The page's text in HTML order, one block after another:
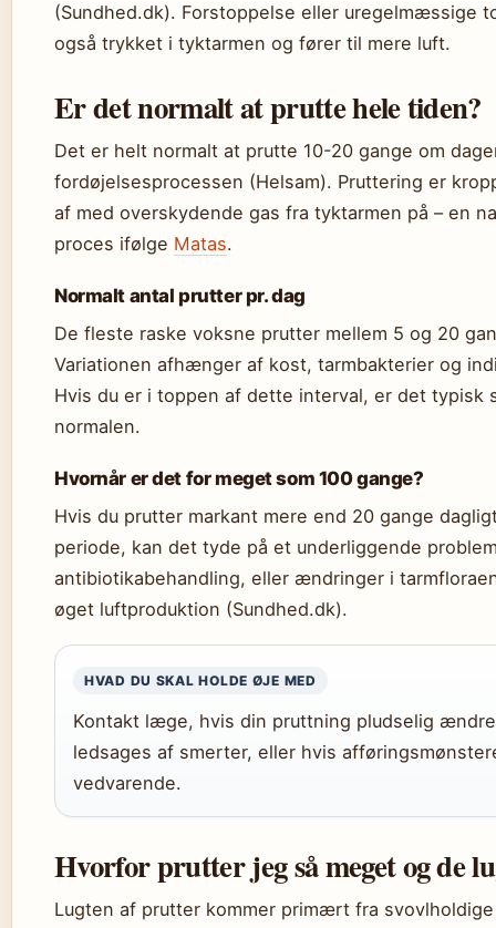
(Sundhed.dk). Forstoppelse eller uregelmæssige
også trykket i tyktarmen og fører til mere luft.
Er det normalt at prutte hele tiden?
Det er helt normalt at prutte 10-20 gange om
fordøjelsesprocessen (Helsam). Pruttering er
af med overskydende gas fra tyktarmen på – en
proces ifølge Matas.
Normalt antal prutter pr. dag
De fleste raske voksne prutter mellem 5 og 20
Variationen afhænger af kost, tarmbakterier og
Hvis du er i toppen af dette interval, er det typisk
normalen.
Hvornår er det for meget som 100 gange?
Hvis du prutter markant mere end 20 gange
periode, kan det tyde på et underliggende
antibiotikabehandling, eller ændringer i
øget luftproduktion (Sundhed.dk).
HVAD DU SKAL HOLDE ØJE MED
Kontakt læge, hvis din pruttning pludselig
ledsages af smerter, eller hvis
vedvarende.
Hvorfor prutter jeg så meget og de
Lugten af prutter kommer primært fra